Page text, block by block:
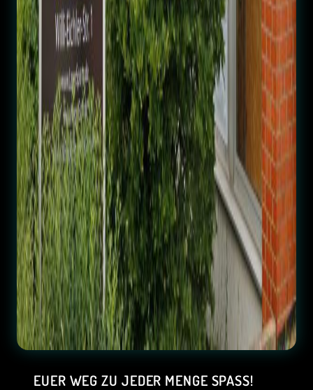
EUER WEG ZU JEDER MENGE SPASS!